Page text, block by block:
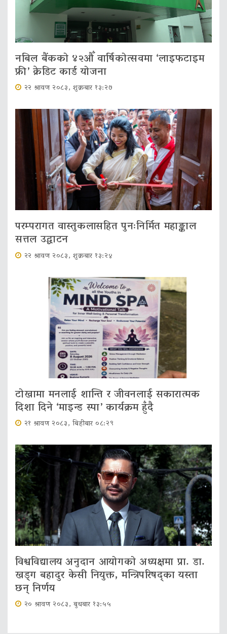
नबिल बैंकको ४२औँ वार्षिकोत्सवमा ‘लाइफटाइम
फ्री’ क्रेडिट कार्ड योजना
२२ श्रावण २०८३, शुक्रबार १३:२७
परम्परागत वास्तुकलासहित पुनःनिर्मित महाङ्काल
सत्तल उद्घाटन
२२ श्रावण २०८३, शुक्रबार १३:२४
टोखामा मनलाई शान्ति र जीवनलाई सकारात्मक
दिशा दिने ‘माइन्ड स्पा’ कार्यक्रम हुँदै
२१ श्रावण २०८३, बिहीबार ०८:२९
विश्वविद्यालय अनुदान आयोगको अध्यक्षमा प्रा. डा.
खड्ग बहादुर केसी नियुक्त, मन्त्रिपरिषद्का यस्ता
छन् निर्णय
२० श्रावण २०८३, बुधबार १३:५५